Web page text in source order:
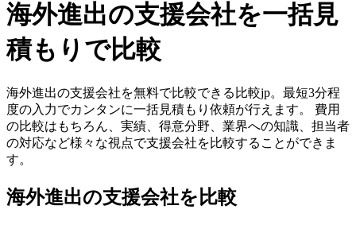
海外進出の支援会社を一括見
積もりで比較
海外進出の支援会社を無料で比較できる比較jp。最短3分程
度の入力でカンタンに一括見積もり依頼が行えます。 費用
の比較はもちろん、実績、得意分野、業界への知識、担当者
の対応など様々な視点で支援会社を比較することができま
す。
海外進出の支援会社を比較